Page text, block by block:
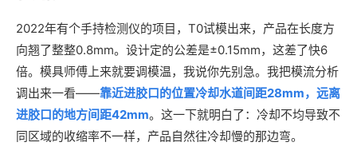
2022年有个手持检测仪的项目，T0试模出来，产品在长度方
向翘了整整0.8mm。设计定的公差是±0.15mm，这差了快6
倍。模具师傅上来就要调模温，我说你先别急。我把模流分析
调出来一看——靠近进胶口的位置冷却水道间距28mm，远离
进胶口的地方间距42mm。这一下就明白了：冷却不均导致不
同区域的收缩率不一样，产品自然往冷却慢的那边弯。